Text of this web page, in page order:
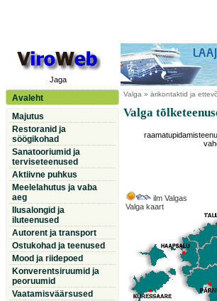
Jaga
Avaleht
Majutus
Restoranid ja
söögikohad
Sanatooriumid ja
terviseteenused
Aktiivne puhkus
Meelelahutus ja vaba
aeg
Ilusalongid ja
iluteenused
Autorent ja transport
Ostukohad ja teenused
Mood ja riidepoed
Konverentsiruumid ja
peoruumid
Vaatamisväärsused
Valga » ärikontaktid ja
Valga
ilm Valgas
Valga kaart